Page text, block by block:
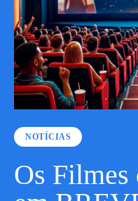
NOTÍCIAS
Os Filmes